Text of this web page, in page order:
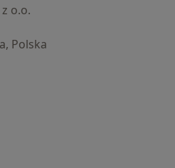
o.o.
Polska